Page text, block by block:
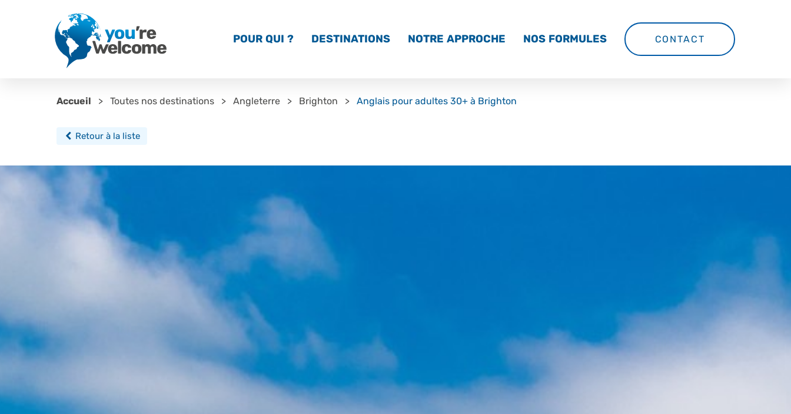
POUR QUI ? DESTINATIONS NOTRE APPROCHE NOS FORMULES CONTACT
Accueil Toutes nos destinations Angleterre Brighton Anglais pour adultes 30+ à Brighton
Retour à la liste